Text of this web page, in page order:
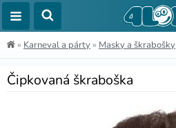
» Karneval a párty » Masky a škrabošky
Čipkovaná škraboška